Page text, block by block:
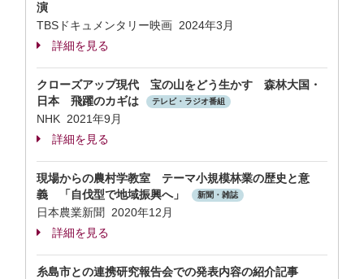
演
TBSドキュメンタリー映画 2024年3月
詳細を見る
クローズアップ現代 宝の山をどう生かす 森林大国・
日本 飛躍のカギは
テレビ・ラジオ番組
NHK 2021年9月
詳細を見る
現場からの農村学教室 テーマ小規模林業の歴史と意
義 「自伐型で地域振興へ」
新聞・雑誌
日本農業新聞 2020年12月
詳細を見る
糸島市との連携研究報告会での発表内容の紹介記事